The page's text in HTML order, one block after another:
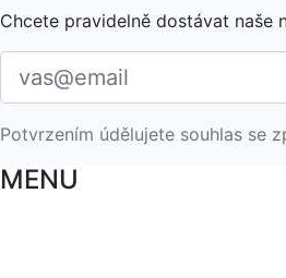
Chcete pravidelně dostávat naše
Potvrzením údělujete souhlas se
MENU